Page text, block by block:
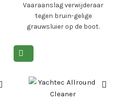
Vaaraanslag verwijderaar
tegen bruin-gelige
grauwsluier op de boot.
Let op: bestel via deze
liter en ontvang 15%
korting!